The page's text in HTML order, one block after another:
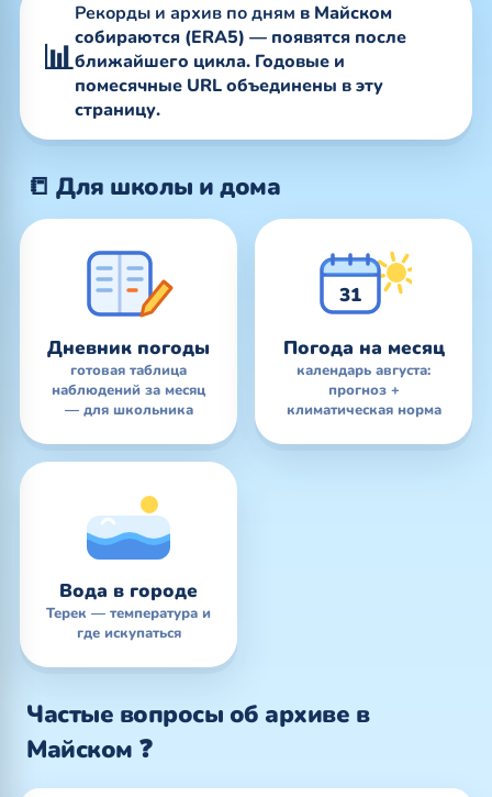
📊
Рекорды и архив по дням в Майском
собираются (ERA5) — появятся после
ближайшего цикла. Годовые и
помесячные URL объединены в эту
страницу.
📒 Для школы и дома
Дневник погоды
готовая таблица
наблюдений за месяц
— для школьника
31
Погода на месяц
календарь августа:
прогноз +
климатическая норма
Вода в городе
Терек — температура и
где искупаться
Частые вопросы об архиве в
Майском ❓